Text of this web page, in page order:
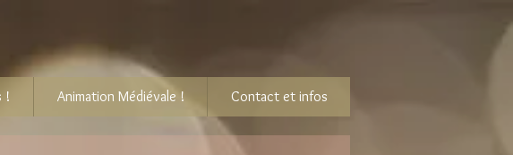
! Animation Médiévale ! Contact et infos